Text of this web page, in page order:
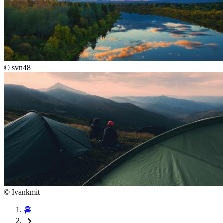
© svn48
© Ivankmit
홈